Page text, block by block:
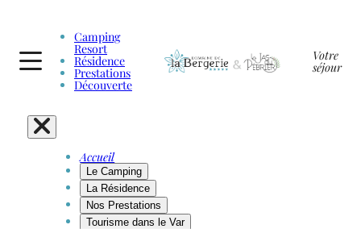
Camping
Resort
Résidence
Prestations
Découverte
Votre
séjour
Accueil
Le Camping
La Résidence
Nos Prestations
Tourisme dans le Var